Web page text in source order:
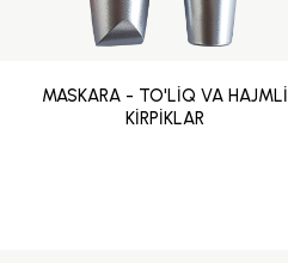
MASKARA - TO'LİQ VA HAJMLİ
KİRPİKLAR